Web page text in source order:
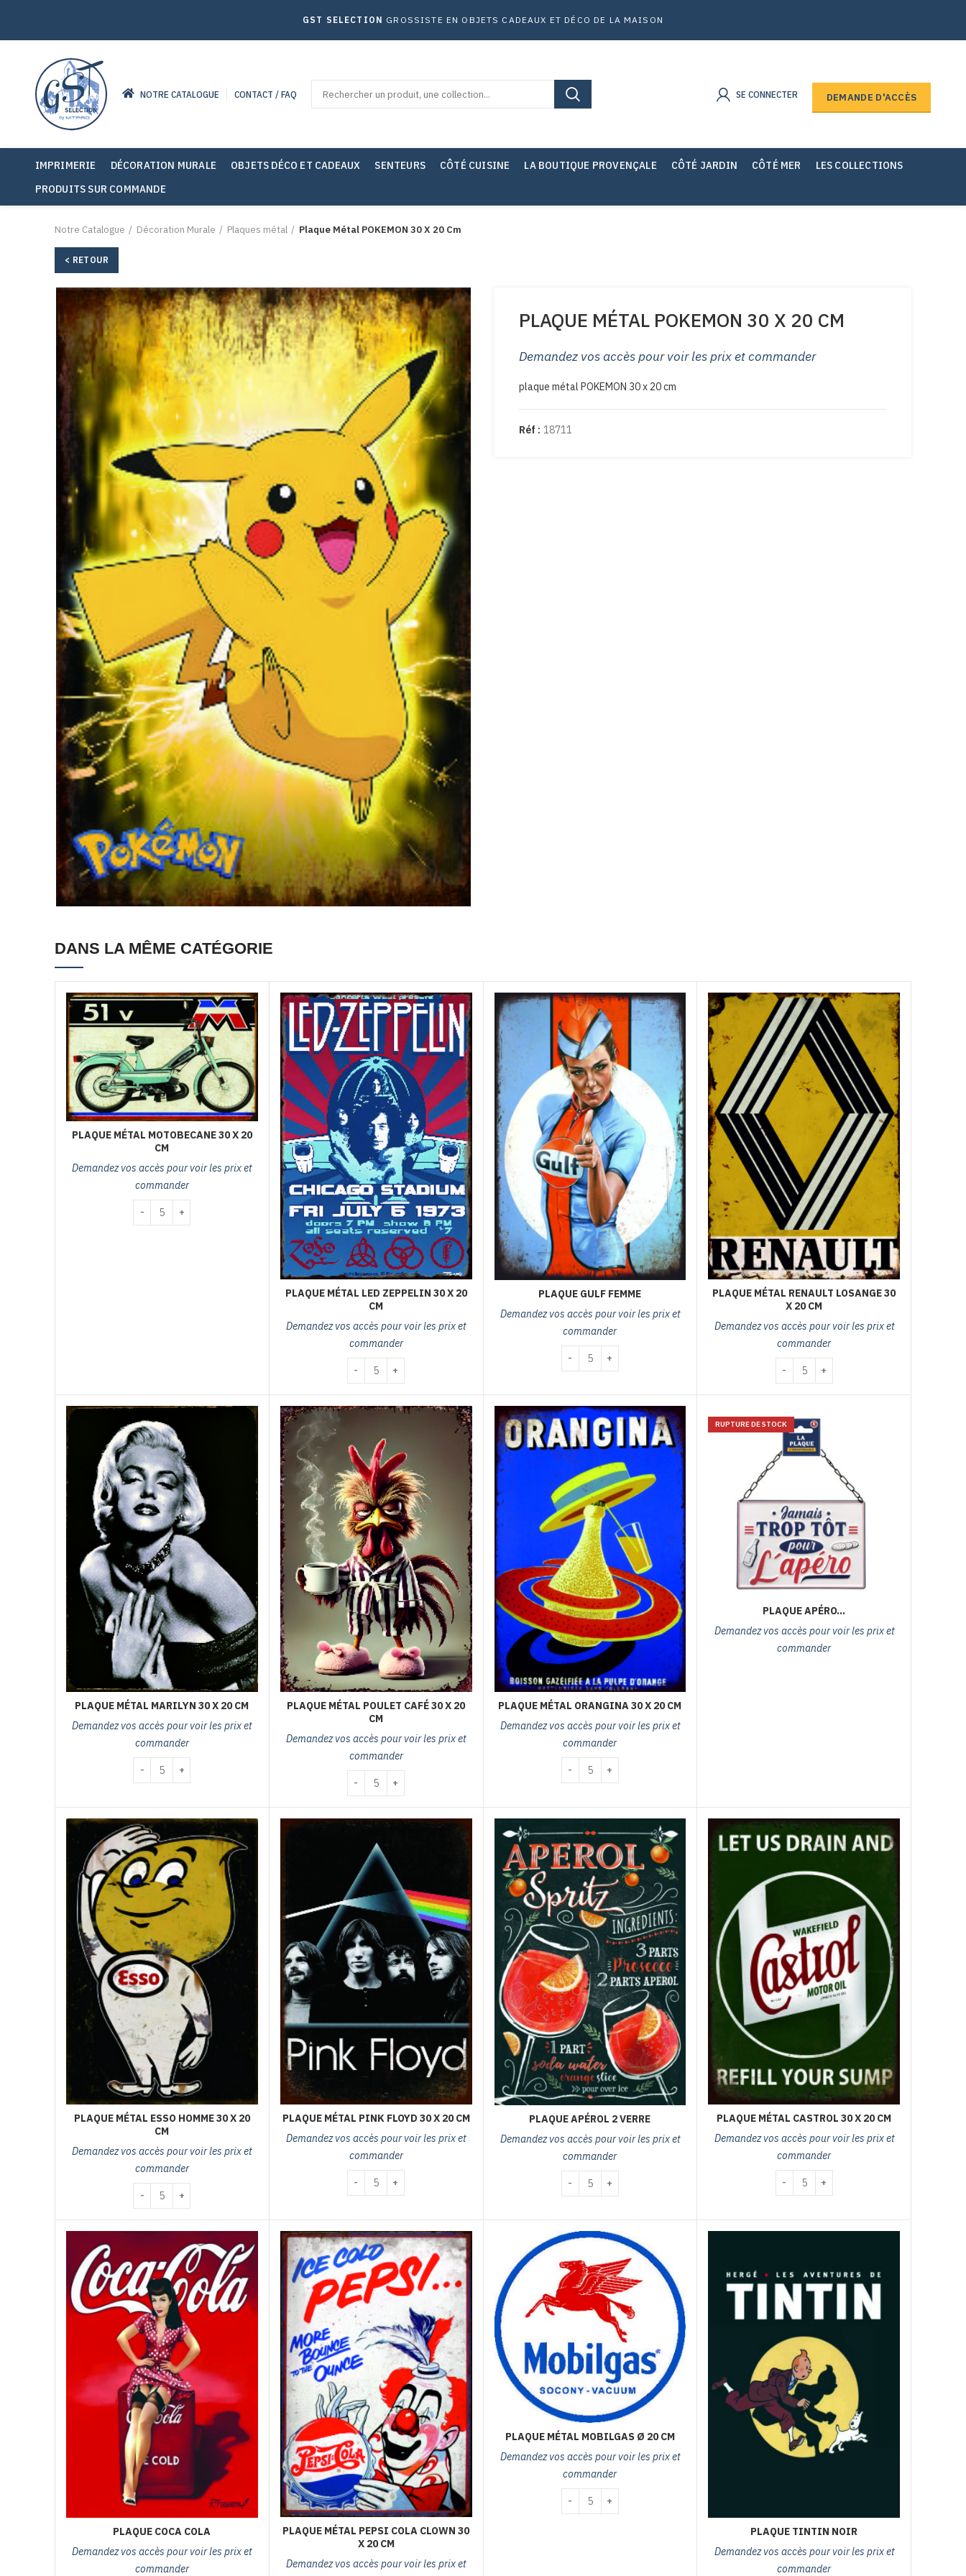
GST SELECTION GROSSISTE EN OBJETS CADEAUX ET DÉCO DE LA MAISON
NOTRE CATALOGUE CONTACT / FAQ SE CONNECTER DEMANDE D'ACCÈS
IMPRIMERIE DÉCORATION MURALE OBJETS DÉCO ET CADEAUX SENTEURS CÔTÉ CUISINE LA BOUTIQUE PROVENÇALE CÔTÉ JARDIN CÔTÉ MER
LES COLLECTIONS
PRODUITS SUR COMMANDE
Notre Catalogue Décoration Murale Plaques métal Plaque Métal POKEMON 30 X 20 Cm
< RETOUR
PLAQUE MÉTAL POKEMON 30 X 20 CM
Demandez vos accès pour voir les prix et commander
plaque métal POKEMON 30 x 20 cm
Réf : 18711
DANS LA MÊME CATÉGORIE
PLAQUE MÉTAL MOTOBECANE 30 X 20
CM
Demandez vos accès pour voir les prix et
commander
quantité de plaque métal motobecane 30 x 20 cm
PLAQUE MÉTAL LED ZEPPELIN 30 X 20
CM
Demandez vos accès pour voir les prix et
commander
quantité de plaque métal LED ZEPPELIN 30 x 20 cm
PLAQUE GULF FEMME
Demandez vos accès pour voir les prix et
commander
quantité de plaque gulf femme
PLAQUE MÉTAL RENAULT LOSANGE 30
X 20 CM
Demandez vos accès pour voir les prix et
commander
quantité de plaque métal renault losange
PLAQUE MÉTAL MARILYN 30 X 20 CM
Demandez vos accès pour voir les prix et
commander
quantité de plaque métal marilyn 30 x 20 cm
PLAQUE MÉTAL POULET CAFÉ 30 X 20
CM
Demandez vos accès pour voir les prix et
commander
quantité de plaque métal poulet café 30 x 20 cm
PLAQUE MÉTAL ORANGINA 30 X 20 CM
Demandez vos accès pour voir les prix et
commander
quantité de plaque métal orangina 30 x 20 cm
RUPTURE DE STOCK
PLAQUE APÉRO…
Demandez vos accès pour voir les prix et
commander
PLAQUE MÉTAL ESSO HOMME 30 X 20
CM
Demandez vos accès pour voir les prix et
commander
quantité de plaque métal esso homme 30 x 20 cm
PLAQUE MÉTAL PINK FLOYD 30 X 20 CM
Demandez vos accès pour voir les prix et
commander
quantité de plaque métal PINK FLOYD 30 x 20 cm
PLAQUE APÉROL 2 VERRE
Demandez vos accès pour voir les prix et
commander
quantité de plaque apérol 2 verre
PLAQUE MÉTAL CASTROL 30 X 20 CM
Demandez vos accès pour voir les prix et
commander
quantité de plaque métal castrol 30 x 20
PLAQUE COCA COLA
Demandez vos accès pour voir les prix et
commander
PLAQUE MÉTAL PEPSI COLA CLOWN 30
X 20 CM
Demandez vos accès pour voir les prix et
PLAQUE MÉTAL MOBILGAS Ø 20 CM
Demandez vos accès pour voir les prix et
commander
quantité de plaque métal MOBILGAS Ø 20 cm
PLAQUE TINTIN NOIR
Demandez vos accès pour voir les prix et
commander